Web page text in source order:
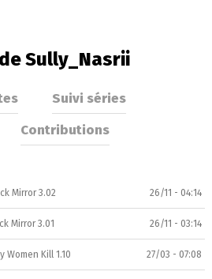
Sully_Nasrii
Suivi séries
Contributions
Mirror 3.02 26/11 - 04:14
Mirror 3.01 26/11 - 03:14
Women Kill 1.10 27/03 - 07:08